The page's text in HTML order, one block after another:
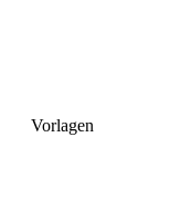
Vorlagen